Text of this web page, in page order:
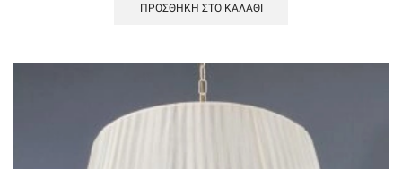
ΠΡΟΣΘΉΚΗ ΣΤΟ ΚΑΛΆΘΙ